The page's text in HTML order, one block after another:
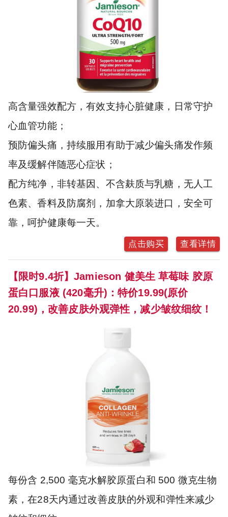
高含量强效配方，有效支持心脏健康，日常守护
心血管功能；
预防偏头痛，持续服用有助于减少偏头痛发作频
率及缓解伴随恶心症状；
配方纯净，非转基因、不含麸质与乳糖，无人工
色素、香料及防腐剂，加拿大原装进口，安全可
靠，呵护健康每一天。
点击购买 查看详情
【限时9.4折】Jamieson 健美生 草莓味 胶原
蛋白口服液 (420毫升)：特价19.99(原价
20.99)，改善皮肤外观弹性，减少皱纹细纹！
每份含 2,500 毫克水解胶原蛋白和 500 微克生物
素，在28天内通过改善皮肤的外观和弹性来减少